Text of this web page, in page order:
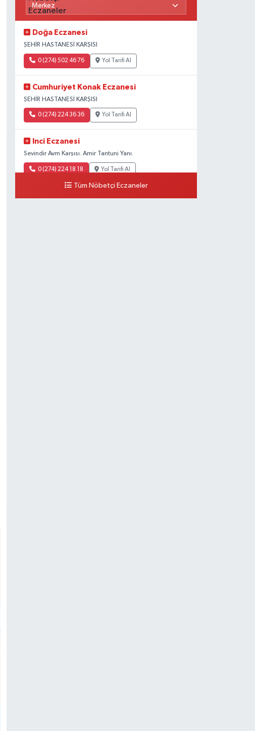
Doğa Eczanesi
ŞEHİR HASTANESİ KARŞISI
0 (274) 502 46 76 Yol Tarifi Al
Cumhuriyet Konak Eczanesi
ŞEHİR HASTANESİ KARŞISI
0 (274) 224 36 36 Yol Tarifi Al
Inci Eczanesi
Sevindir Avm Karşısı. Amir Tantuni Yanı.
0 (274) 224 18 18 Yol Tarifi Al
Tüm Nöbetçi Eczaneler